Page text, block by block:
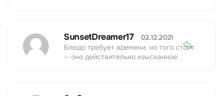
SunsetDreamer17
02.12.2021
Блюдо требует времени, но того стоит
— оно действительно изысканное.